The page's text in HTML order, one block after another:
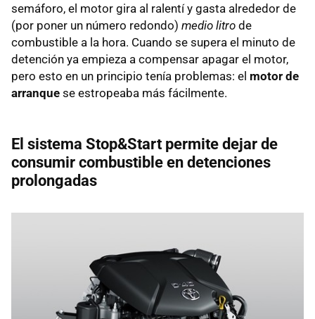
semáforo, el motor gira al ralentí y gasta alrededor de
(por poner un número redondo) medio litro de
combustible a la hora. Cuando se supera el minuto de
detención ya empieza a compensar apagar el motor,
pero esto en un principio tenía problemas: el motor de
arranque se estropeaba más fácilmente.
El sistema Stop&Start permite dejar de
consumir combustible en detenciones
prolongadas